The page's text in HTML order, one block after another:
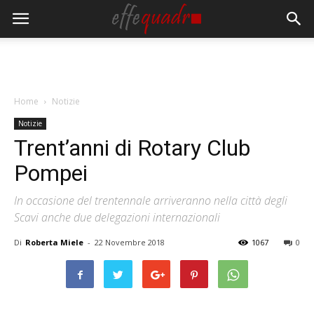
Home Notizie
Notizie
Trent’anni di Rotary Club
Pompei
In occasione del trentennale arriveranno nella città degli
Scavi anche due delegazioni internazionali
Di Roberta Miele - 22 Novembre 2018 0
1067